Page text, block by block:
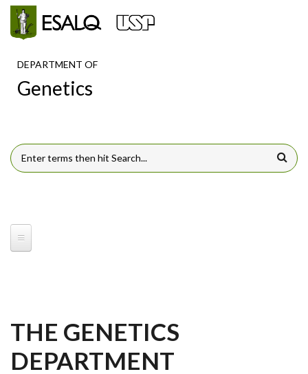
Skip to main content
DEPARTMENT OF
Genetics
SEARCH FORM
THE GENETICS
DEPARTMENT